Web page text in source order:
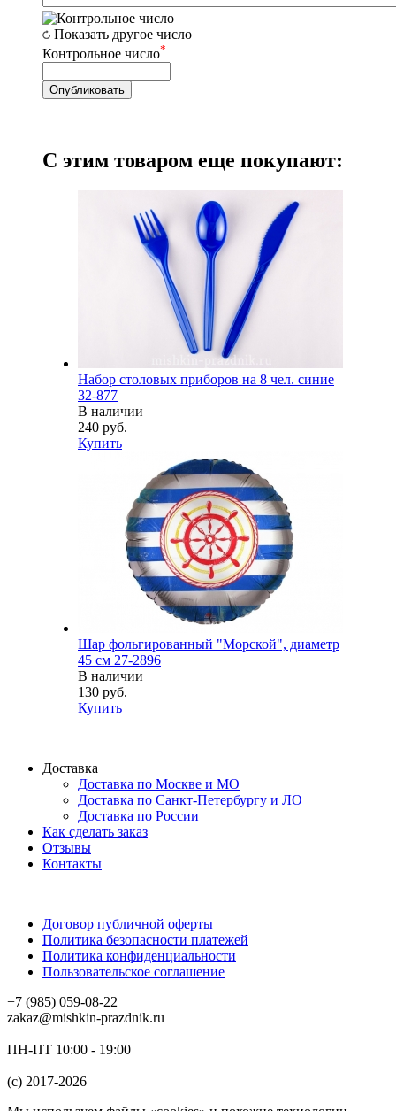
Показать другое число
Контрольное число*
С этим товаром еще покупают:
Набор столовых приборов на 8 чел. синие
32-877
В наличии
240 руб.
Купить
Шар фольгированный "Морской", диаметр
45 см 27-2896
В наличии
130 руб.
Купить
Доставка
Доставка по Москве и МО
Доставка по Санкт-Петербургу и ЛО
Доставка по России
Как сделать заказ
Отзывы
Контакты
Договор публичной оферты
Политика безопасности платежей
Политика конфиденциальности
Пользовательское соглашение
+7 (985) 059-08-22
zakaz@mishkin-prazdnik.ru
ПН-ПТ 10:00 - 19:00
(c) 2017-2026